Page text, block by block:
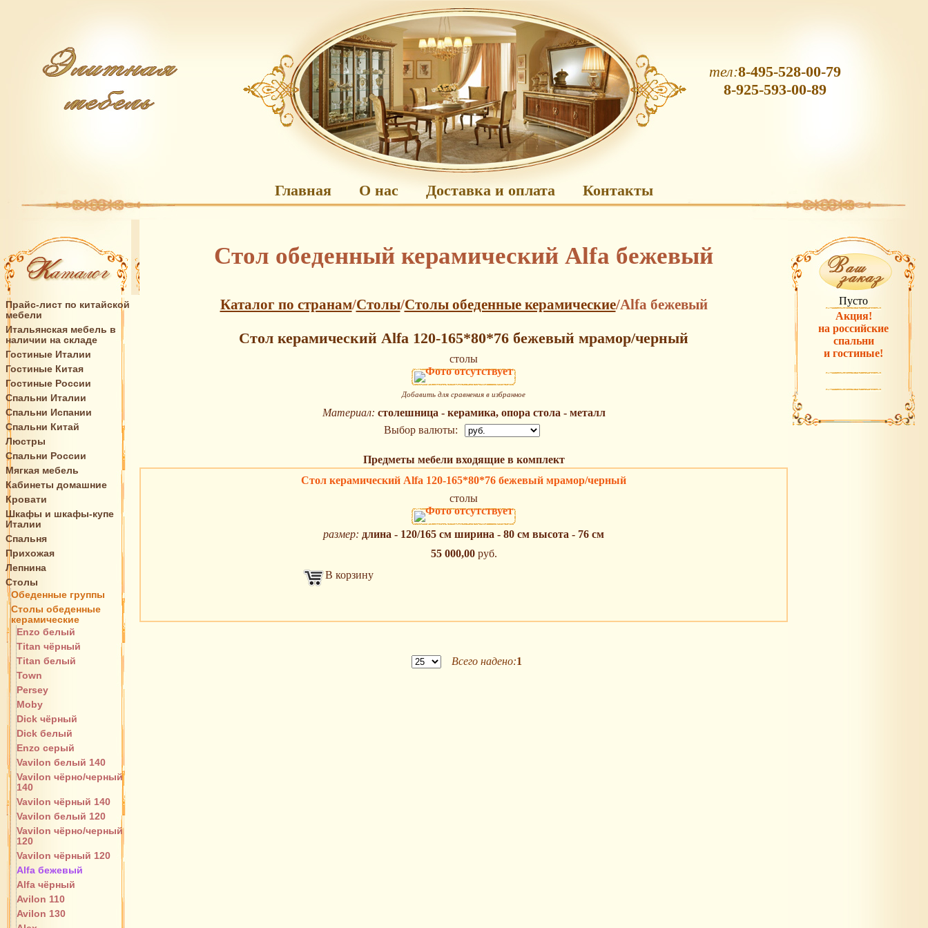
Главная О нас Доставка и оплата Контакты
тел:8-495-528-00-79
8-925-593-00-89
Прайс-лист по китайской
мебели
Итальянская мебель в
наличии на складе
Гостиные Италии
Гостиные Китая
Гостиные России
Спальни Италии
Спальни Испании
Спальни Китай
Люстры
Спальни России
Мягкая мебель
Кабинеты домашние
Кровати
Шкафы и шкафы-купе
Италии
Спальня
Прихожая
Лепнина
Столы
Обеденные группы
Столы обеденные
керамические
Enzo белый
Titan чёрный
Titan белый
Town
Persey
Moby
Dick чёрный
Dick белый
Enzo серый
Vavilon белый 140
Vavilon чёрно/черный
140
Vavilon чёрный 140
Vavilon белый 120
Vavilon чёрно/черный
120
Vavilon чёрный 120
Alfa бежевый
Alfa чёрный
Avilon 110
Avilon 130
Стол обеденный керамический Alfa бежевый
Каталог по странам/Столы/Столы обеденные керамические/Alfa бежевый
Стол керамический Alfa 120-165*80*76 бежевый мрамор/черный
столы
Добавить для сравнения в избранное
Материал: столешница - керамика, опора стола - металл
Выбор валюты:
Предметы мебели входящие в комплект
Стол керамический Alfa 120-165*80*76 бежевый мрамор/черный
столы
размер: длина - 120/165 см ширина - 80 см высота - 76 см
55 000,00руб.
В корзину
Всего надено:1
Пусто
Акция!
на российские
спальни
и гостиные!